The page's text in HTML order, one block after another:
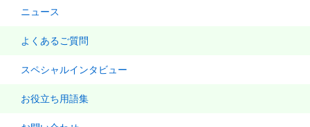
ニュース
よくあるご質問
スペシャルインタビュー
お役立ち用語集